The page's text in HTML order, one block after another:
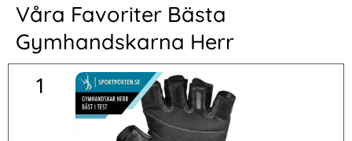
Våra Favoriter Bästa
Gymhandskarna Herr
1